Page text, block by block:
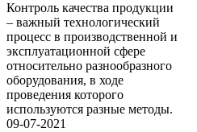
Контроль качества продукции
– важный технологический
процесс в производственной и
эксплуатационной сфере
относительно разнообразного
оборудования, в ходе
проведения которого
используются разные методы.
09-07-2021